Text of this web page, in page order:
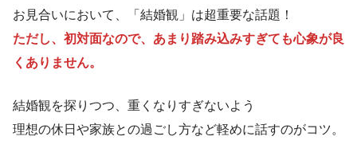
お見合いにおいて、「結婚観」は超重要な話題！
ただし、初対面なので、あまり踏み込みすぎても心象が良
くありません。
結婚観を探りつつ、重くなりすぎないよう
理想の休日や家族との過ごし方など軽めに話すのがコツ。